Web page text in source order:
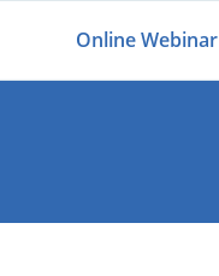
Online Webinar